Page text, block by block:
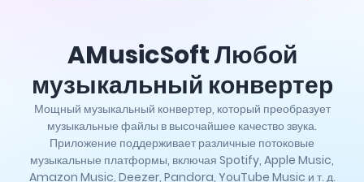
AMusicSoft Любой
музыкальный конвертер
Мощный музыкальный конвертер, который преобразует
музыкальные файлы в высочайшее качество звука.
Приложение поддерживает различные потоковые
музыкальные платформы, включая Spotify, Apple Music,
Amazon Music, Deezer, Pandora, YouTube Music и т. д.